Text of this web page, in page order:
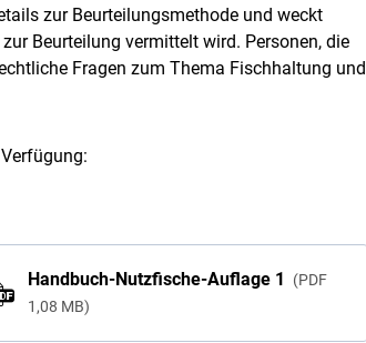
zur Beurteilungsmethode und weckt
Beurteilung vermittelt wird. Personen, die
Fragen zum Thema Fischhaltung und
Handbuch-Nutzfische-Auflage 1
PDF
1,08 MB